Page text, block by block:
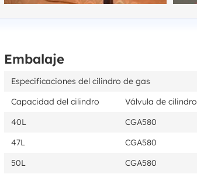
Embalaje
Especificaciones del cilindro de gas
Capacidad del cilindro
Válvula de cilindro
40L
CGA580
47L
CGA580
50L
CGA580